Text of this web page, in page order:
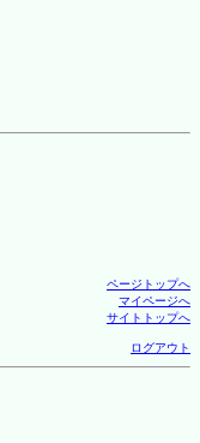
ページトップへ
マイページへ
サイトトップへ
ログアウト